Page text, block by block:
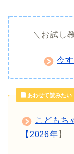
＼お試し
今
あわせて読みたい
こどもち
【2026年 】